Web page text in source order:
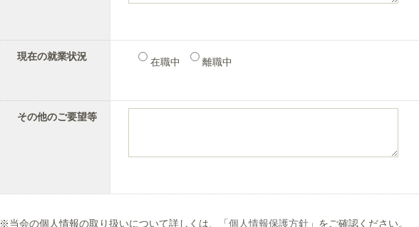
現在の就業状況 在職中 離職中
その他のご要望等
※当会の個人情報の取り扱いについて詳しくは、「 個人情報保護方針 」をご確認ください。